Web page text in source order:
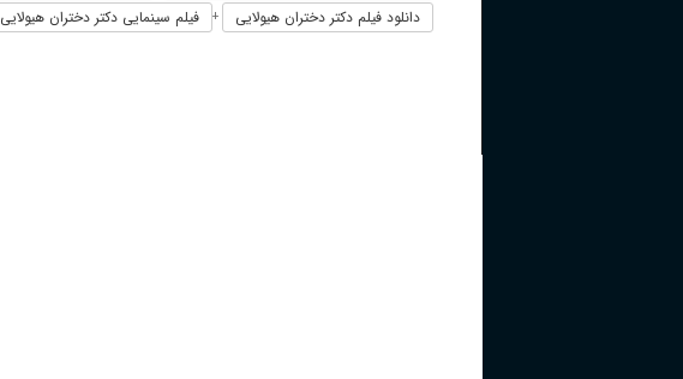
دانلود فیلم دکتر دختران هیولایی + فیلم سینمایی دکتر دختران هیولایی 2020